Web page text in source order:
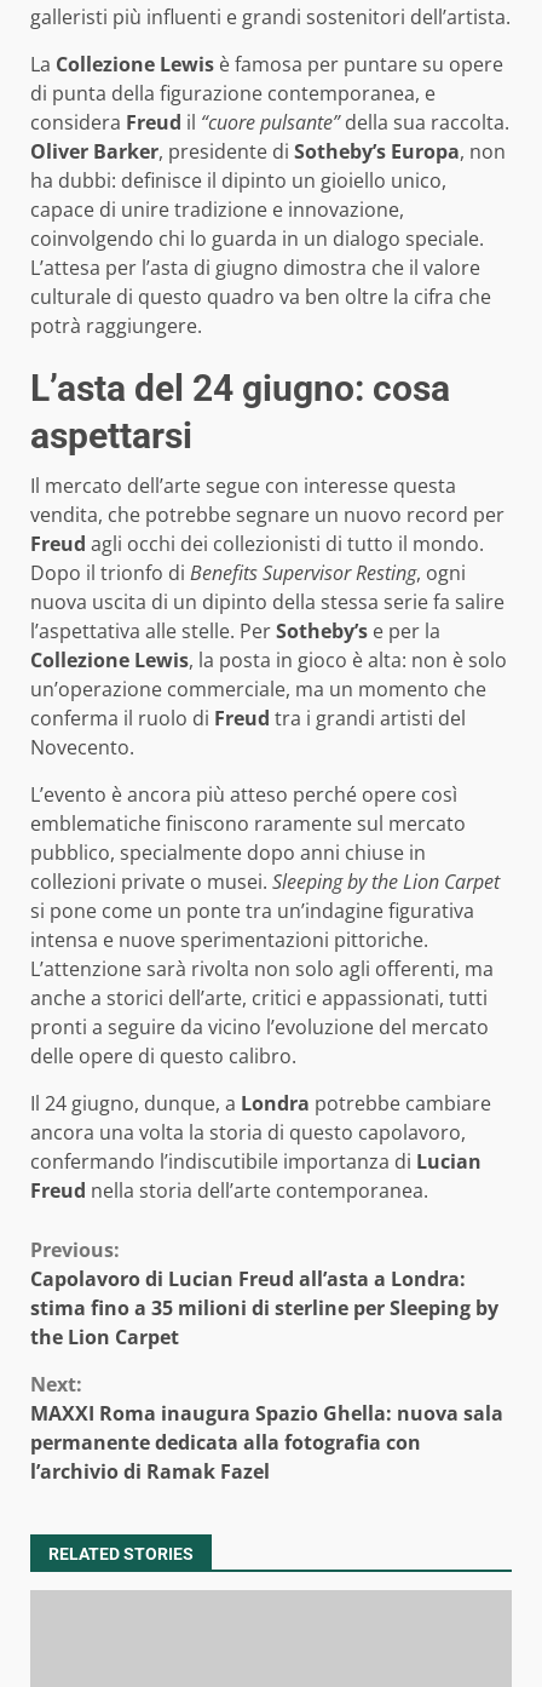
galleristi più influenti e grandi sostenitori dell’artista.
La Collezione Lewis è famosa per puntare su opere
di punta della figurazione contemporanea, e
considera Freud il “cuore pulsante”della sua raccolta.
Oliver Barker, presidente di Sotheby’s Europa, non
ha dubbi: definisce il dipinto un gioiello unico,
capace di unire tradizione e innovazione,
coinvolgendo chi lo guarda in un dialogo speciale.
L’attesa per l’asta di giugno dimostra che il valore
culturale di questo quadro va ben oltre la cifra che
potrà raggiungere.
L’asta del 24 giugno: cosa
aspettarsi
Il mercato dell’arte segue con interesse questa
vendita, che potrebbe segnare un nuovo record per
Freud agli occhi dei collezionisti di tutto il mondo.
Dopo il trionfo di Benefits Supervisor Resting, ogni
nuova uscita di un dipinto della stessa serie fa salire
l’aspettativa alle stelle. PerSotheby’s e per la
Collezione Lewis, la posta in gioco è alta: non è solo
un’operazione commerciale, ma un momento che
conferma il ruolo di Freud tra i grandi artisti del
Novecento.
L’evento è ancora più atteso perché opere così
emblematiche finiscono raramente sul mercato
pubblico, specialmente dopo anni chiuse in
collezioni private o musei. Sleeping by the Lion Carpet
si pone come un ponte tra un’indagine figurativa
intensa e nuove sperimentazioni pittoriche.
L’attenzione sarà rivolta non solo agli offerenti, ma
anche a storici dell’arte, critici e appassionati, tutti
pronti a seguire da vicino l’evoluzione del mercato
delle opere di questo calibro.
Il 24 giugno, dunque, a Londra potrebbe cambiare
ancora una volta la storia di questo capolavoro,
confermando l’indiscutibile importanza di Lucian
Freud nella storia dell’arte contemporanea.
Continue
Reading
Previous:
Capolavoro di Lucian Freud all’asta a Londra:
stima fino a 35 milioni di sterline per Sleeping by
the Lion Carpet
Next:
MAXXI Roma inaugura Spazio Ghella: nuova sala
permanente dedicata alla fotografia con
l’archivio di Ramak Fazel
RELATED STORIES